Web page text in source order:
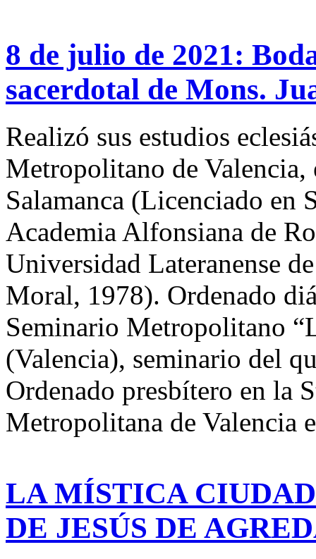
8 de julio de 2021:
sacerdotal de Mons.
Realizó sus estudios
Metropolitano de
Salamanca (Licenciado en
Academia Alfonsiana de
Universidad Lateranense
Moral, 1978). Ordenado
Seminario Metropolitano
(Valencia), seminario del
Ordenado presbítero en la
Metropolitana de Valencia
LA MÍSTICA
DE JESÚS DE